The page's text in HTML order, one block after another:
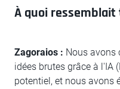
À quoi
Zagoraios : Nous avons
idées brutes grâce à l'IA
potentiel, et nous avons